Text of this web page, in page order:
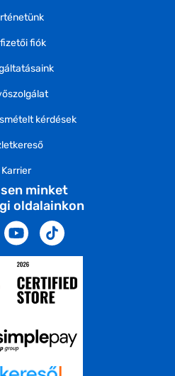
fiók
kérdések
Karrier
minket
oldalainkon